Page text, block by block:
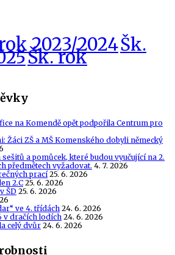
2023/2024Šk.
Šk. rok
na Komendě opět podpořila Centrum pro
Žáci ZŠ a MŠ Komenského dobyli německý
a pomůcek, které budou vyučující na 2.
předmětech vyžadovat. 4. 7. 2026
prací 25. 6. 2026
2.C 25. 6. 2026
ŠD 25. 6. 2026
ve 4. třídách 24. 6. 2026
v dračích lodích24. 6. 2026
celý dvůr24. 6. 2026